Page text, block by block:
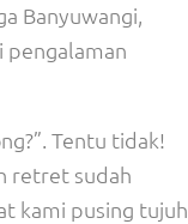
Banyuwangi,
pengalaman
Tentu tidak!
retret sudah
kami pusing tujuh